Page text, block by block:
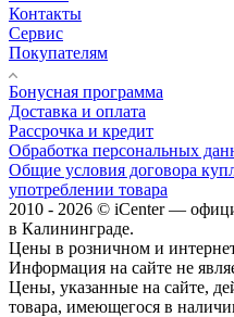
Контакты
Сервис
Покупателям
Бонусная программа
Доставка и оплата
Рассрочка и кредит
Обработка персональных
Общие условия договора
употреблении товара
2010 - 2026 © iCenter —
в Калининграде.
Цены в розничном и
Информация на сайте не
Цены, указанные на сайте,
товара, имеющегося в